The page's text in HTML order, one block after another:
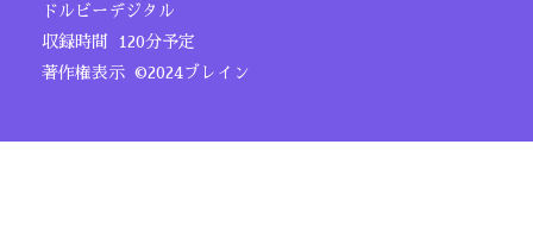
ドルビーデジタル
収録時間 120分予定
著作権表示 ©2024ブレイン